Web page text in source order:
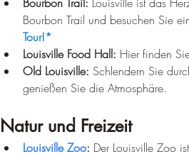
Bourbon Trail und besuchen Sie
Tour!*
Louisville Food Hall: Hier finden
Old Louisville: Schlendern Sie
genießen Sie die Atmosphäre.
Natur und Freizeit
Louisville Zoo: Der Louisville Zoo